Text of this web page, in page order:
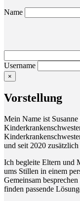
Name
Username
×
Vor­stel­lung
Mein Name ist
und seit 2020
Ich beglei­te Eltern und
ums Stil­len in einem
Gemein­sam
fin­den pas­sen­de